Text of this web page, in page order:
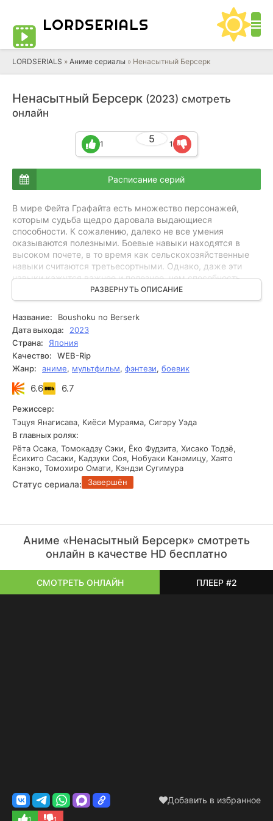
LORDSERIALS
LORDSERIALS » Аниме сериалы » Ненасытный Берсерк
Ненасытный Берсерк (2023) смотреть
онлайн
5
1 1
Расписание серий
В мире Фейта Графайта есть множество персонажей,
которым судьба щедро даровала выдающиеся
способности. К сожалению, далеко не все умения
оказываются полезными. Боевые навыки находятся в
высоком почете, в то время как сельскохозяйственные
навыки считаются третьесортными. Однако, даже эти
навыки кажутся важнее и полезнее, чем способность,
которой обладает главный герой Фейт – способность
обжорства. У него всегда ощущение голода, которое
делает его жизнь невыносимой. Герой вынужден искать
понимает, какую перспективу предоставляет ему его
уникальный навык. Оказывается, он может поглотить не
только тело своего противника после боя, но и его навыки
и опыт, накопленные им за всё время. Теперь перед
главным героем открывается единственный путь – стать
ещё более могущественным и сильным, усваивая самые
разнообразные навыки у погибших врагов!
РАЗВЕРНУТЬ ОПИСАНИЕ
Название:
Boushoku no Berserk
Дата выхода:
2023
Страна:
Япония
Качество:
WEB-Rip
Жанр:
аниме, мультфильм, фэнтези, боевик
6.6 6.7
Режиссер:
Тэцуя Янагисава, Киёси Мураяма, Сигэру Уэда
В главных ролях:
Рёта Осака, Томокадзу Сэки, Ёко Фудзита, Хисако Тодзё,
Ёсихито Сасаки, Кадзуки Соя, Нобуаки Канэмицу, Хаято
Канэко, Томохиро Омати, Кэндзи Сугимура
Статус сериала: Завершён
Аниме «Ненасытный Берсерк» смотреть
онлайн в качестве HD бесплатно
СМОТРЕТЬ ОНЛАЙН ПЛЕЕР #2
Добавить в избранное